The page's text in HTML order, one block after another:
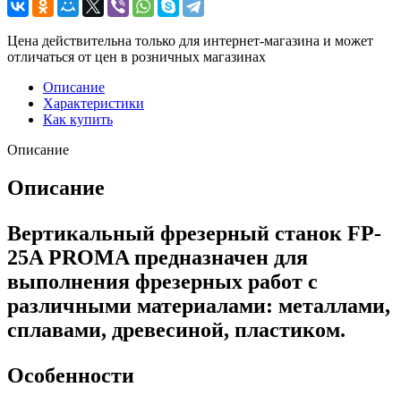
Цена действительна только для интернет-магазина и может
отличаться от цен в розничных магазинах
Описание
Характеристики
Как купить
Описание
Описание
Вертикальный фрезерный станок FP-
25A PROMA предназначен для
выполнения фрезерных работ с
различными материалами: металлами,
сплавами, древесиной, пластиком.
Особенности